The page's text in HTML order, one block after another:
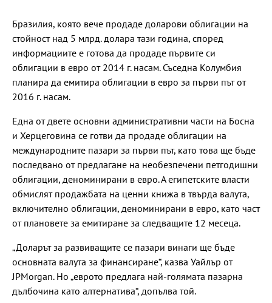
Бразилия, която вече продаде доларови облигации на
стойност над 5 млрд. долара тази година, според
информациите е готова да продаде първите си
облигации в евро от 2014 г. насам. Съседна Колумбия
планира да емитира облигации в евро за първи път от
2016 г. насам.
Една от двете основни административни части на Босна
и Херцеговина се готви да продаде облигации на
международните пазари за първи път, като това ще бъде
последвано от предлагане на необезпечени петгодишни
облигации, деноминирани в евро. А египетските власти
обмислят продажбата на ценни книжа в твърда валута,
включително облигации, деноминирани в евро, като част
от плановете за емитиране за следващите 12 месеца.
„Доларът за развиващите се пазари винаги ще бъде
основната валута за финансиране“, казва Уайлър от
JPMorgan. Но „еврото предлага най-голямата пазарна
дълбочина като алтернатива“, допълва той.